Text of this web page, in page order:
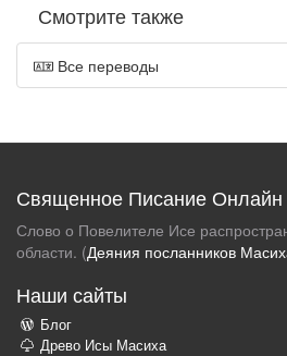
Смотрите также
Все переводы
Священное Писание Онлайн
Слово о Повелителе Исе
области. (Деяния посланников
Наши сайты
Блог
Древо Исы Масиха